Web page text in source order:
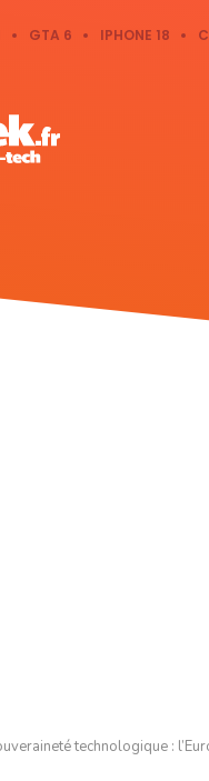
GTA 6 IPHONE 18
technologique :